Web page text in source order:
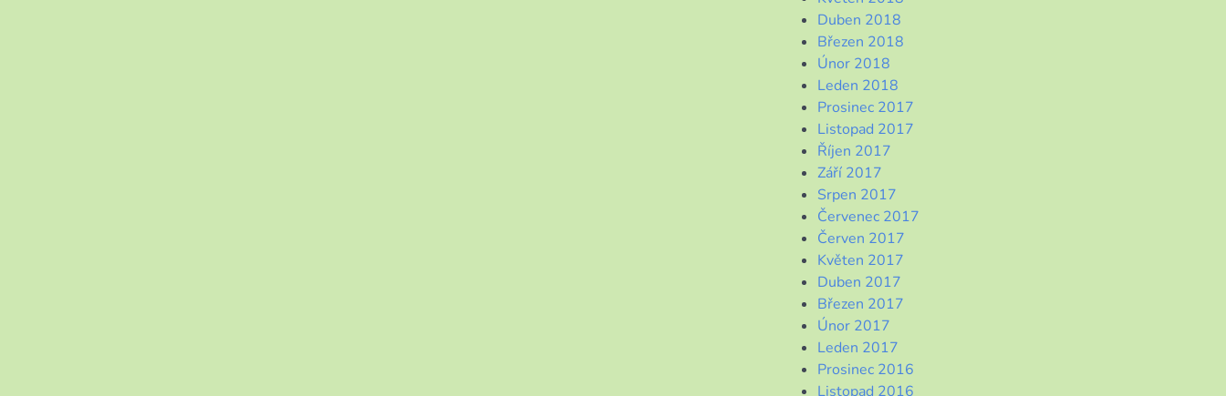
Duben 2018
Březen 2018
Únor 2018
Leden 2018
Prosinec 2017
Listopad 2017
Říjen 2017
Září 2017
Srpen 2017
Červenec 2017
Červen 2017
Květen 2017
Duben 2017
Březen 2017
Únor 2017
Leden 2017
Prosinec 2016
Listopad 2016